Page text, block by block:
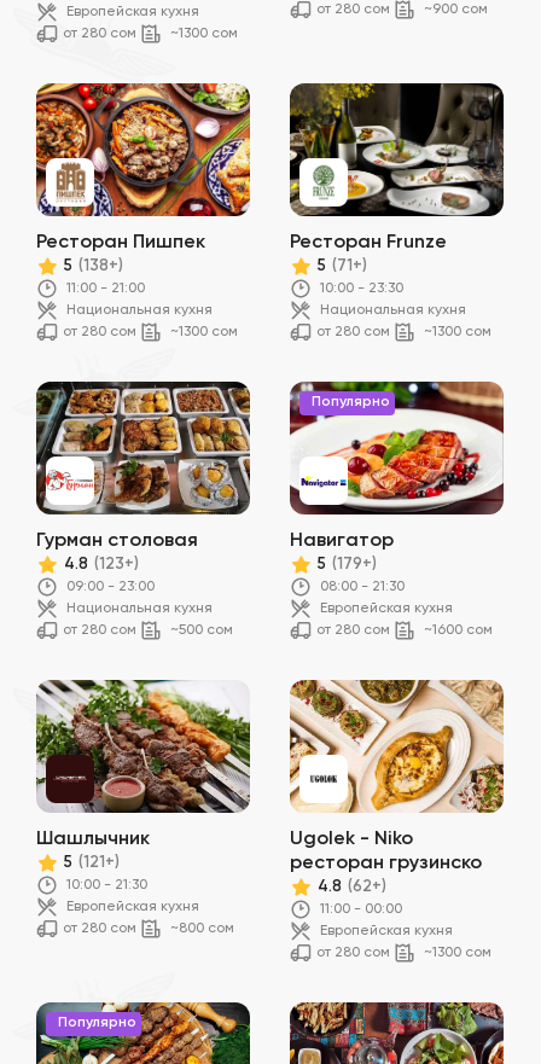
Европейская кухня
от 280 сом
~1300 сом
от 280 сом
~900 сом
Ресторан Пишпек
5 (138+)
11:00 - 21:00
Национальная кухня
от 280 сом
~1300 сом
Ресторан Frunze
5 (71+)
10:00 - 23:30
Национальная кухня
от 280 сом
~1300 сом
Гурман столовая
4.8 (123+)
09:00 - 23:00
Национальная кухня
от 280 сом
~500 сом
Популярно
Навигатор
5 (179+)
08:00 - 21:30
Европейская кухня
от 280 сом
~1600 сом
Шашлычник
5 (121+)
10:00 - 21:30
Европейская кухня
от 280 сом
~800 сом
Ugolek - Niko
ресторан грузинско
4.8 (62+)
11:00 - 00:00
Европейская кухня
от 280 сом
~1300 сом
Популярно